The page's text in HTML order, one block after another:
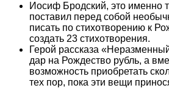
Иосиф Бродский, это именно
поставил перед собой
писать по стихотворению к
создать 23 стихотворения.
Герой рассказа
дар на Рождество рубль, а
возможность приобретать
тех пор, пока эти вещи